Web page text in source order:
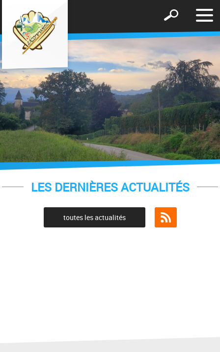
le
Afficher
formulaire
recherche
LES DERNIÈRES ACTUALITÉS
toutes les actualités